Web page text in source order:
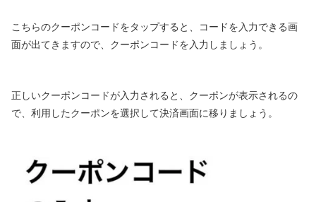
こちらのクーポンコードをタップすると、コードを入力できる画
面が出てきますので、クーポンコードを入力しましょう。
正しいクーポンコードが入力されると、クーポンが表示されるの
で、利用したクーポンを選択して決済画面に移りましょう。